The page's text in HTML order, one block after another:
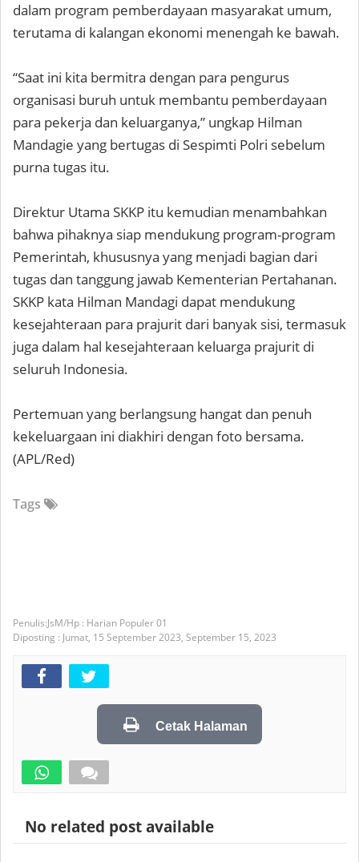
dalam program pemberdayaan masyarakat umum,
terutama di kalangan ekonomi menengah ke bawah.
“Saat ini kita bermitra dengan para pengurus
organisasi buruh untuk membantu pemberdayaan
para pekerja dan keluarganya,” ungkap Hilman
Mandagie yang bertugas di Sespimti Polri sebelum
purna tugas itu.
Direktur Utama SKKP itu kemudian menambahkan
bahwa pihaknya siap mendukung program-program
Pemerintah, khususnya yang menjadi bagian dari
tugas dan tanggung jawab Kementerian Pertahanan.
SKKP kata Hilman Mandagi dapat mendukung
kesejahteraan para prajurit dari banyak sisi, termasuk
juga dalam hal kesejahteraan keluarga prajurit di
seluruh Indonesia.
Pertemuan yang berlangsung hangat dan penuh
kekeluargaan ini diakhiri dengan foto bersama.
(APL/Red)
Tags
JsM/Hp : Harian Populer 01
Diposting : Jumat, 15 September 2023, September 15, 2023
Cetak Halaman
No related post available